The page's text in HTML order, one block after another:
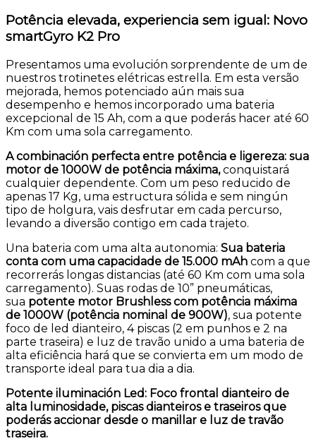
Potência elevada, experiencia sem igual: Novo
smartGyro K2 Pro
Presentamos uma evolución sorprendente de um de
nuestros trotinetes elétricas estrella. Em esta versão
mejorada, hemos potenciado aún mais sua
desempenho e hemos incorporado uma bateria
excepcional de 15 Ah, com a que poderás hacer até 60
Km com uma sola carregamento.
A combinación perfecta entre potência e ligereza: sua
motor de 1000W de potência máxima,conquistará
cualquier dependente. Com um peso reducido de
apenas 17 Kg, uma estructura sólida e sem ningún
tipo de holgura, vais desfrutar em cada percurso,
levando a diversão contigo em cada trajeto.
Una bateria com uma alta autonomia: Sua bateria
conta com uma capacidade de 15.000 mAh com a que
recorrerás longas distancias (até 60 Km com uma sola
carregamento). Suas rodas de 10” pneumáticas,
sua potente motor Brushless com potência máxima
de 1000W (potência nominal de 900W), sua potente
foco de led dianteiro, 4 piscas (2 em punhos e 2 na
parte traseira) e luz de travão unido a uma bateria de
alta eficiência hará que se convierta em um modo de
transporte ideal para tua dia a dia.
Potente iluminación Led: Foco frontal dianteiro de
alta luminosidade, piscas dianteiros e traseiros que
poderás accionar desde o manillar e luz de travão
traseira.